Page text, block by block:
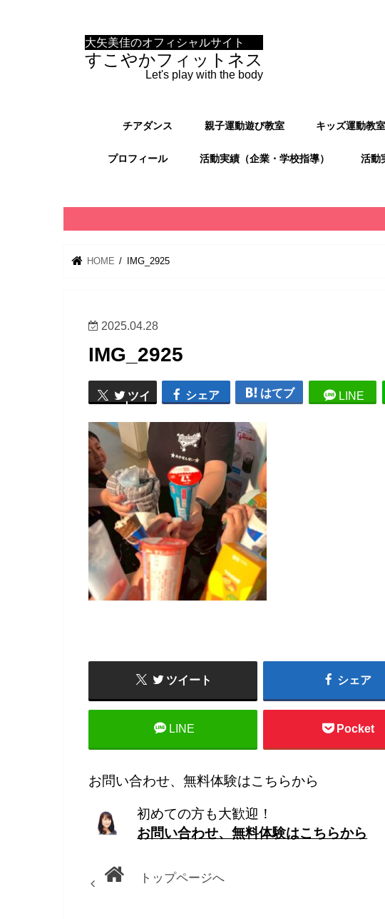
大矢美佳のオフィシャルサイト
すこやかフィットネス
Let's play with the body
チアダンス 親子運動遊び教室 キッズ運動教室
プロフィール 活動実績（企業・学校指導） 活動
HOME IMG_2925
2025.04.28
IMG_2925
ツイ
ート
シェア はてブ LINE
ツイート シェア
LINE Pocket
お問い合わせ、無料体験はこちらから
初めての方も大歓迎！
お問い合わせ、無料体験はこちらから
トップページへ